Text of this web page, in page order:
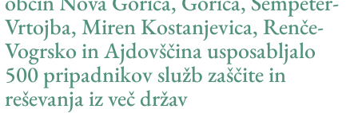
Vreme
V Kioskih
Uredništvo
Vrtojba, Miren Kostanjevica, Renče-
Vogrsko in Ajdovščina usposabljalo
500 pripadnikov služb zaščite in
reševanja iz več držav